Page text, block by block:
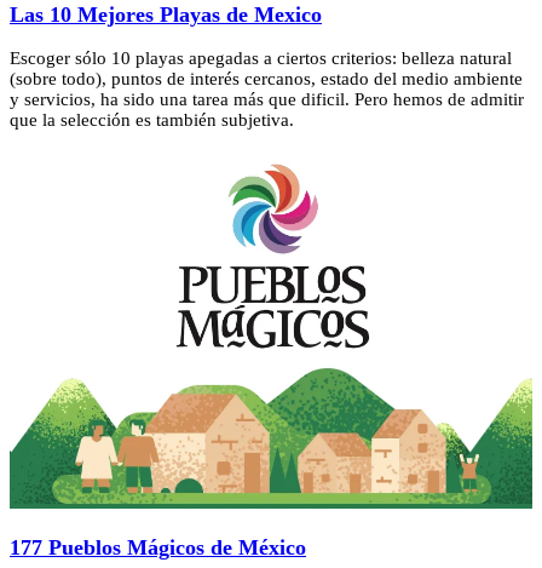
Las 10 Mejores Playas de Mexico
Escoger sólo 10 playas apegadas a ciertos criterios: belleza natural
(sobre todo), puntos de interés cercanos, estado del medio ambiente
y servicios, ha sido una tarea más que dificil. Pero hemos de admitir
que la selección es también subjetiva.
177 Pueblos Mágicos de México